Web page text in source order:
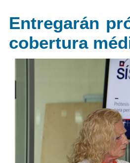
Entregarán
cobertura